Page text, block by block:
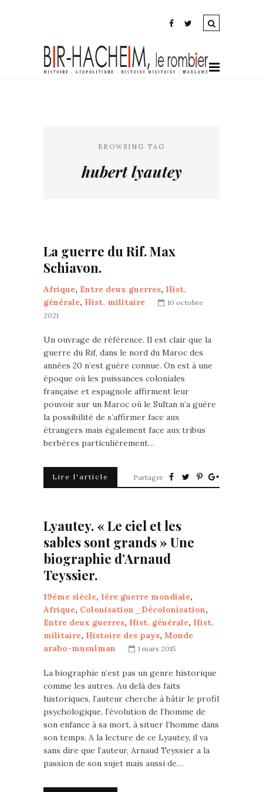
BROWSING TAG
hubert lyautey
La guerre du Rif. Max
Schiavon.
Afrique, Entre deux guerres, Hist.
générale, Hist. militaire
10 octobre
2021
Un ouvrage de référence. Il est clair que la
guerre du Rif, dans le nord du Maroc des
années 20 n’est guère connue. On est à une
époque où les puissances coloniales
française et espagnole affirment leur
pouvoir sur un Maroc où le Sultan n’a guère
la possibilité de s’affirmer face aux
étrangers mais également face aux tribus
berbères particulièrement…
Lire l'article Partager
Lyautey. « Le ciel et les
sables sont grands » Une
biographie d’Arnaud
Teyssier.
19ème siècle, 1ère guerre mondiale,
Afrique, Colonisation_Décolonisation,
Entre deux guerres, Hist. générale, Hist.
militaire, Histoire des pays, Monde
arabo-musulman
1 mars 2015
La biographie n’est pas un genre historique
comme les autres. Au delà des faits
historiques, l’auteur cherche à bâtir le profil
psychologique, l’évolution de l’homme de
son enfance à sa mort, à situer l’homme dans
son temps. A la lecture de ce Lyautey, il va
sans dire que l’auteur, Arnaud Teyssier a la
passion de son sujet mais aussi de…